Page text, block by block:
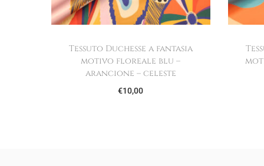
Tessuto Duchesse a fantasia
motivo floreale blu –
arancione – celeste
€10,00